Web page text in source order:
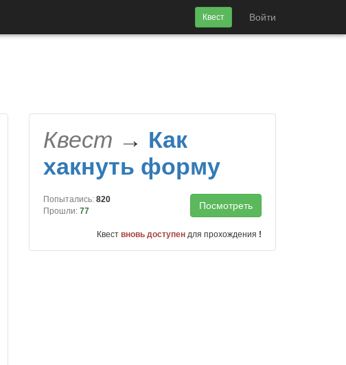
Квест Войти
Квест → Как
хакнуть форму
Попытались: 820
Прошли: 77 Посмотреть
Квест вновь доступен для прохождения !